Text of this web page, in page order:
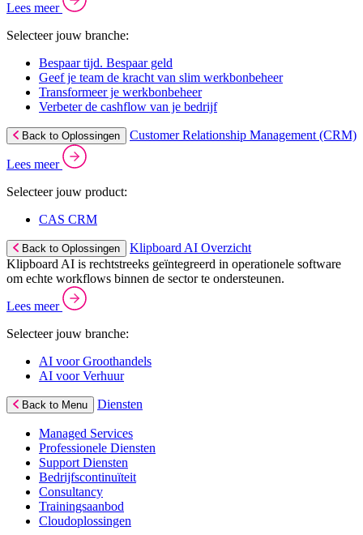
Lees meer
Selecteer jouw branche:
Bespaar tijd. Bespaar geld
Geef je team de kracht van slim werkbonbeheer
Transformeer je werkbonbeheer
Verbeter de cashflow van je bedrijf
Back to Oplossingen Customer Relationship Management (CRM)
Lees meer
Selecteer jouw product:
CAS CRM
Back to Oplossingen
Klipboard AI Overzicht
Klipboard AI is rechtstreeks geïntegreerd in operationele software
om echte workflows binnen de sector te ondersteunen.
Lees meer
Selecteer jouw branche:
AI voor Groothandels
AI voor Verhuur
Back to Menu Diensten
Managed Services
Professionele Diensten
Support Diensten
Bedrijfscontinuïteit
Consultancy
Trainingsaanbod
Cloudoplossingen